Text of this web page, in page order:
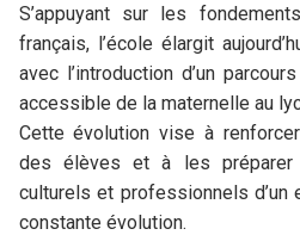
S’appuyant sur les
français, l’école élargit
avec l’introduction d’un
accessible de la maternelle au
Cette évolution vise à renforcer
des élèves et à les préparer
culturels et professionnels d’un
constante évolution.